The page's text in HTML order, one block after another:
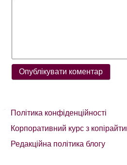
Політика конфіденційності
Корпоративний курс з
Редакційна політика блогу